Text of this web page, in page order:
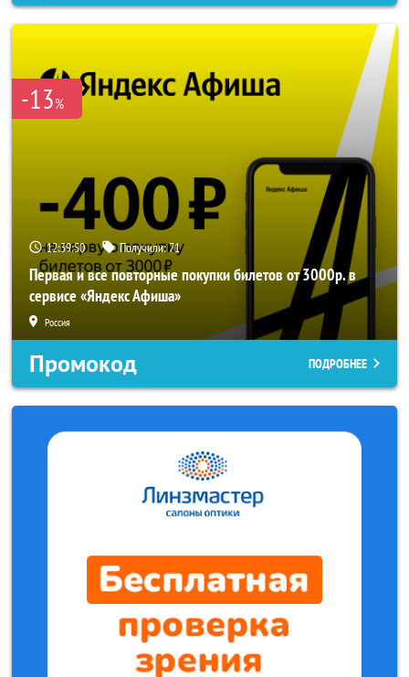
-13%
12:39:48 Получили:71
Первая и все повторные покупки билетов от 3000р. в
сервисе «Яндекс Афиша»
Россия
Промокод ПОДРОБНЕЕ